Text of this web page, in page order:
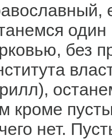
один
без
кроме
нет.